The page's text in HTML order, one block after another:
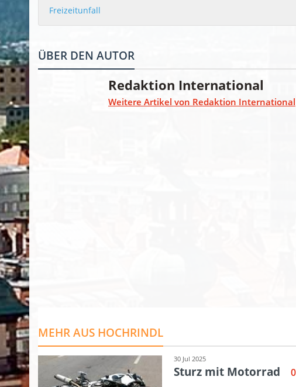
Freizeitunfall
ÜBER DEN AUTOR
Redaktion International
Weitere Artikel von Redaktion International